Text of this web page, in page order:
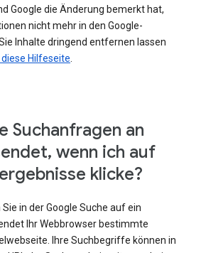
Google die Änderung bemerkt hat,
nicht mehr in den Google-
Inhalte dringend entfernen lassen
Hilfeseite
Suchanfragen an
wenn ich auf
klicke?
Sie in der Google Suche auf ein
Ihr Webbrowser bestimmte
Ihre Suchbegriffe können in